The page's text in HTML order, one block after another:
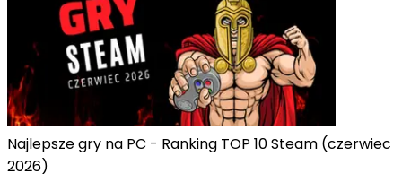
Najlepsze gry na PC - Ranking TOP 10 Steam (czerwiec
2026)